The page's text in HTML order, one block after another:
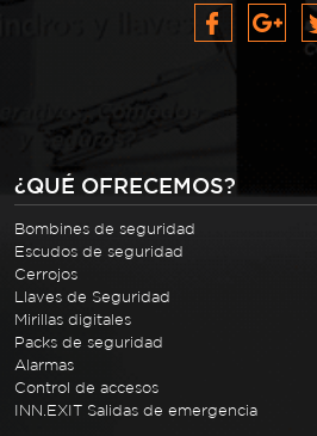
¿QUÉ OFRECEMOS?
Bombines de seguridad
Escudos de seguridad
Cerrojos
Llaves de Seguridad
Mirillas digitales
Packs de seguridad
Alarmas
Control de accesos
INN.EXIT Salidas de emergencia